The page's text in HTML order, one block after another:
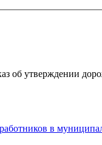
об утверждении
в